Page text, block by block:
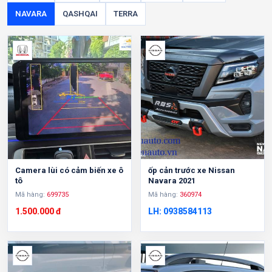
NAVARA QASHQAI TERRA
Camera lùi có cảm biến xe ô
tô
Mã hàng: 699735
1.500.000 đ
ốp cản trước xe Nissan
Navara 2021
Mã hàng: 360974
LH: 0938584113